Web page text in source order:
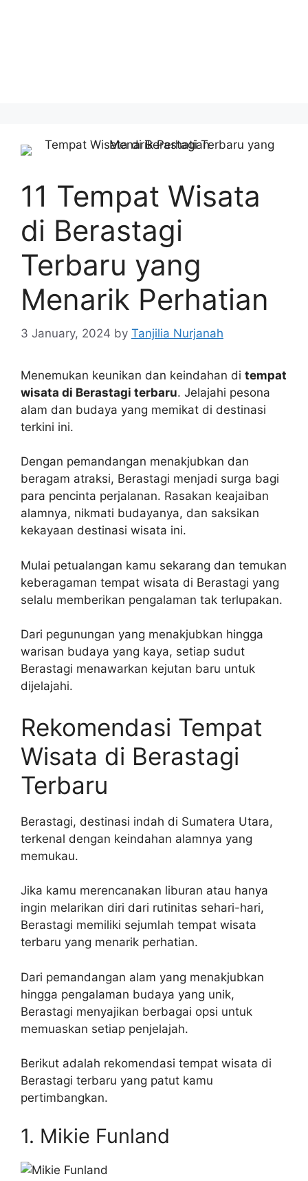
11 Tempat Wisata
di Berastagi
Terbaru yang
Menarik Perhatian
3 January, 2024 by Tanjilia Nurjanah
Menemukan keunikan dan keindahan di tempat
wisata di Berastagi terbaru. Jelajahi pesona
alam dan budaya yang memikat di destinasi
terkini ini.
Dengan pemandangan menakjubkan dan
beragam atraksi, Berastagi menjadi surga bagi
para pencinta perjalanan. Rasakan keajaiban
alamnya, nikmati budayanya, dan saksikan
kekayaan destinasi wisata ini.
Mulai petualangan kamu sekarang dan temukan
keberagaman tempat wisata di Berastagi yang
selalu memberikan pengalaman tak terlupakan.
Dari pegunungan yang menakjubkan hingga
warisan budaya yang kaya, setiap sudut
Berastagi menawarkan kejutan baru untuk
dijelajahi.
Rekomendasi Tempat
Wisata di Berastagi
Terbaru
Berastagi, destinasi indah di Sumatera Utara,
terkenal dengan keindahan alamnya yang
memukau.
Jika kamu merencanakan liburan atau hanya
ingin melarikan diri dari rutinitas sehari-hari,
Berastagi memiliki sejumlah tempat wisata
terbaru yang menarik perhatian.
Dari pemandangan alam yang menakjubkan
hingga pengalaman budaya yang unik,
Berastagi menyajikan berbagai opsi untuk
memuaskan setiap penjelajah.
Berikut adalah rekomendasi tempat wisata di
Berastagi terbaru yang patut kamu
pertimbangkan.
1. Mikie Funland